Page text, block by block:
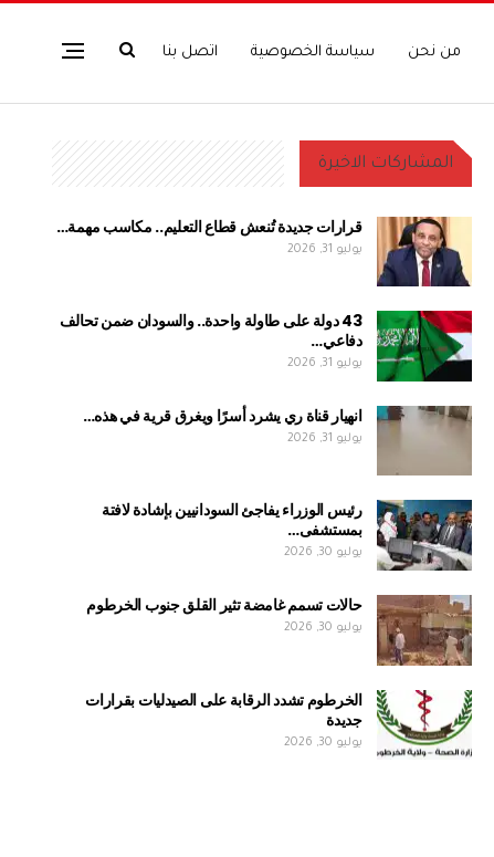
من نحن سياسة الخصوصية اتصل بنا
المشاركات الاخيرة
قرارات جديدة تُنعش قطاع التعليم.. مكاسب مهمة…
يوليو 31, 2026
43 دولة على طاولة واحدة.. والسودان ضمن تحالف
دفاعي…
يوليو 31, 2026
انهيار قناة ري يشرد أسرًا ويغرق قرية في هذه…
يوليو 31, 2026
رئيس الوزراء يفاجئ السودانيين بإشادة لافتة
بمستشفى…
يوليو 30, 2026
حالات تسمم غامضة تثير القلق جنوب الخرطوم
يوليو 30, 2026
الخرطوم تشدد الرقابة على الصيدليات بقرارات
جديدة
يوليو 30, 2026